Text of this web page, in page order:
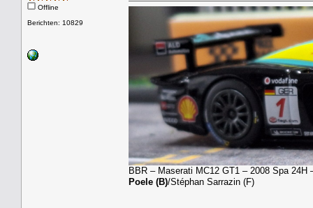
Offline
Berichten: 10829
BBR – Maserati MC12 GT1 – 2008 Spa
Poele (B)/Stéphan Sarrazin (F)